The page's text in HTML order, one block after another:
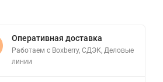
Оперативная доставка
Работаем с Boxberry, СДЭК, Деловые
линии